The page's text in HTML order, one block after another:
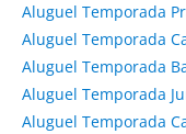
Aluguel Temporada
Aluguel Temporada
Aluguel Temporada
Aluguel Temporada
Aluguel Temporada